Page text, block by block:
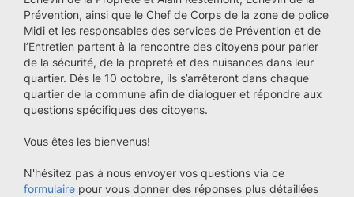
Prévention, ainsi que le Chef de Corps de la zone de police
Midi et les responsables des services de Prévention et de
l’Entretien partent à la rencontre des citoyens pour parler
de la sécurité, de la propreté et des nuisances dans leur
quartier. Dès le 10 octobre, ils s’arrêteront dans chaque
quartier de la commune afin de dialoguer et répondre aux
questions spécifiques des citoyens.
Vous êtes les bienvenus!
N'hésitez pas à nous envoyer vos questions via ce
formulaire pour vous donner des réponses plus détaillées